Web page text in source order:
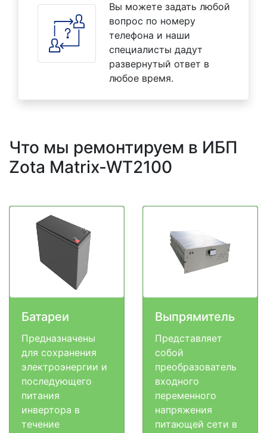
Вы можете задать любой
вопрос по номеру
телефона и наши
специалисты дадут
развернутый ответ в
любое время.
Что мы ремонтируем в ИБП
Zota Matrix-WT2100
Батареи
Предназначены
для сохранения
электроэнергии и
последующего
питания
инвертора в
течение
Выпрямитель
Представляет
собой
преобразователь
входного
переменного
напряжения
питающей сети в